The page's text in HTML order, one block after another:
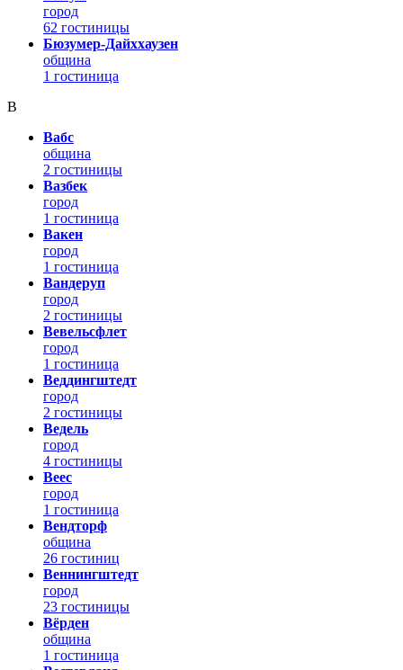
город
62 гостиницы
Бюзумер-Дайххаузен
община
1 гостиница
В
Вабс
община
2 гостиницы
Вазбек
город
1 гостиница
Вакен
город
1 гостиница
Вандеруп
город
2 гостиницы
Вевельсфлет
город
1 гостиница
Веддингштедт
город
2 гостиницы
Ведель
город
4 гостиницы
Веес
город
1 гостиница
Вендторф
община
26 гостиниц
Веннингштедт
город
23 гостиницы
Вёрден
община
1 гостиница